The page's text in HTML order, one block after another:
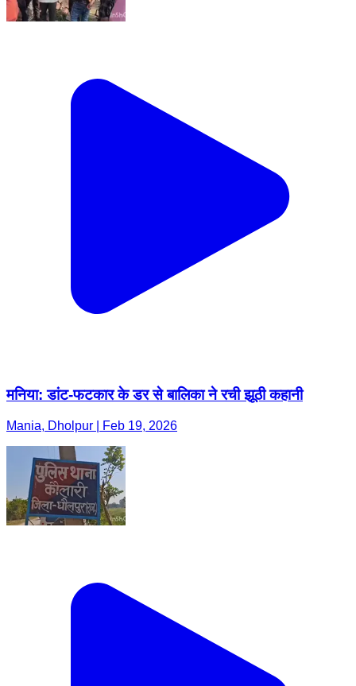
मनिया: डांट-फटकार के डर से बालिका ने रची झूठी कहानी
Mania, Dholpur | Feb 19, 2026